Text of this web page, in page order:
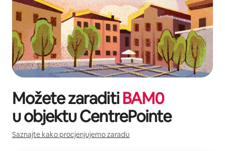
Možete zaraditiBAM0
u objektuCentrePointe
Saznajte kako procjenjujemo zaradu